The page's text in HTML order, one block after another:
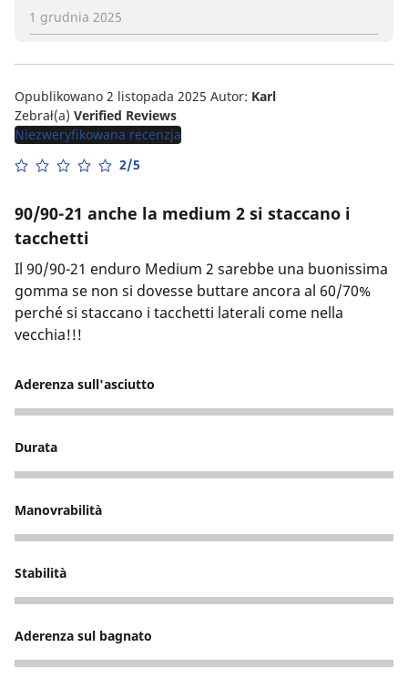
1 grudnia 2025
Opublikowano 2 listopada 2025 Autor: Karl
Zebrał(a) Verified Reviews
Niezweryfikowana recenzja
2/5
90/90-21 anche la medium 2 si staccano i
tacchetti
Il 90/90-21 enduro Medium 2 sarebbe una buonissima
gomma se non si dovesse buttare ancora al 60/70%
perché si staccano i tacchetti laterali come nella
vecchia!!!
Aderenza sull'asciutto
5
Durata
1
Manovrabilità
5
Stabilità
4
Aderenza sul bagnato
4